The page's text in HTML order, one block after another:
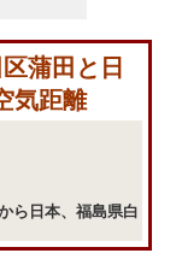
蒲田と日
気距離
ら日本、福島県白